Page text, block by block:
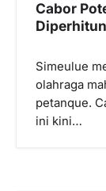
Cabor
Simeulue
olahraga
petanque.
ini kini…